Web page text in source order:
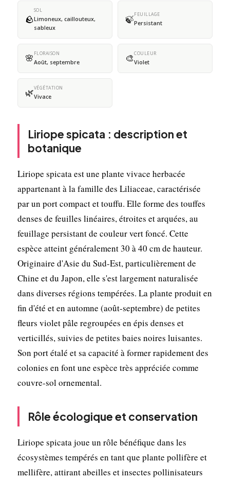
🪨
SOL
Limoneux, caillouteux,
sableux
🍃FEUILLAGE
Persistant
🌸 FLORAISON
Août, septembre 🎨COULEUR
Violet
🌿VÉGÉTATION
Vivace
Liriope spicata : description et
botanique
Liriope spicata est une plante vivace herbacée
appartenant à la famille des Liliaceae, caractérisée
par un port compact et touffu. Elle forme des touffes
denses de feuilles linéaires, étroites et arquées, au
feuillage persistant de couleur vert foncé. Cette
espèce atteint généralement 30 à 40 cm de hauteur.
Originaire d'Asie du Sud-Est, particulièrement de
Chine et du Japon, elle s'est largement naturalisée
dans diverses régions tempérées. La plante produit en
fin d'été et en automne (août-septembre) de petites
fleurs violet pâle regroupées en épis denses et
verticillés, suivies de petites baies noires luisantes.
Son port étalé et sa capacité à former rapidement des
colonies en font une espèce très appréciée comme
couvre-sol ornemental.
Rôle écologique et conservation
Liriope spicata joue un rôle bénéfique dans les
écosystèmes tempérés en tant que plante pollifère et
mellifère, attirant abeilles et insectes pollinisateurs